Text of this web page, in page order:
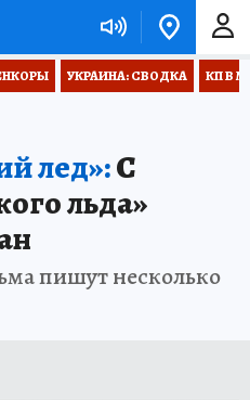
УКРАИНА: СВОДКА КП В
лед»:С
льда»
пишут несколько